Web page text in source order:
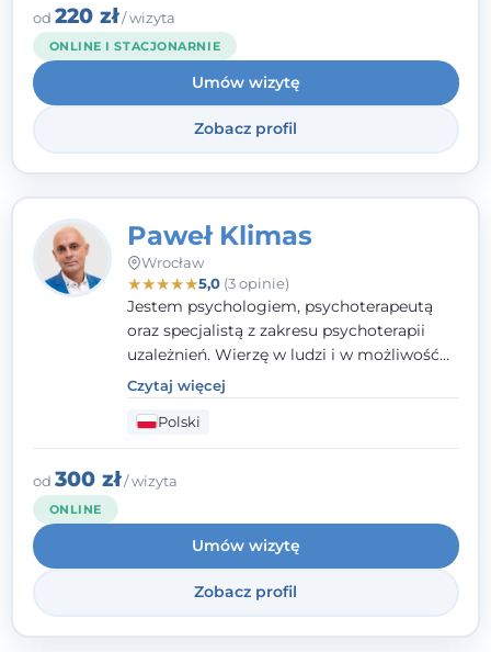
w wyrażaniu swojego zdania. Kieruję się
etyką zawodową, wierząc, że każdy
człowiek powinien otrzymać wsparcie i
pomoc, by poradzić sobie ze swoimi
problemami.
od 220 zł/ wizyta
ONLINE I STACJONARNIE
Umów wizytę
Zobacz profil
Paweł Klimas
Wrocław
★★★★★5,0(3 opinie)
Jestem psychologiem, psychoterapeutą
oraz specjalistą z zakresu psychoterapii
uzależnień. Wierzę w ludzi i w możliwość
wprowadzenia zmian w ich życiu. Bardzo
często przekonuje się o tym, że każdy z nas,
w tym Ty i ja, ma wpływ na swoje
szczęście. Należy uwierzyć w siebie i działać
w obranym kierunku.
Czytaj więcej
Polski
od 300 zł/ wizyta
ONLINE
Umów wizytę
Zobacz profil